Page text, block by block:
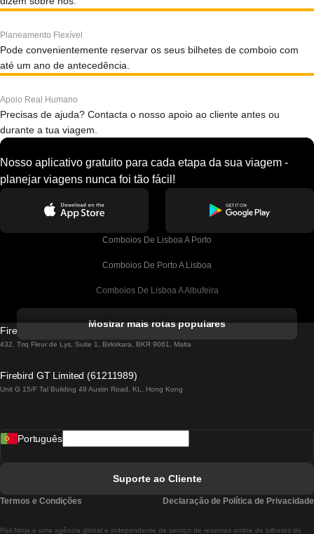
Planeamento Flexível
Pode convenientemente reservar os seus bilhetes de comboio com
até um ano de antecedência.
Apoio Real Humano
Precisas de ajuda? Contacta o nosso apoio ao cliente antes ou
durante a tua viagem.
Nosso aplicativo gratuito para cada etapa da sua viagem -
planejar viagens nunca foi tão fácil!
Comboios De Lisboa A Porto
Comboios De Porto A Lisboa
Comboios De Lisboa A Albufeira
Comboios De Lisboa A Lagos
Comboios De Lisboa A Madrid
Mostrar mais rotas populares
Firebird GT Limited (OC 1451)
432, Triq Fleur de Lys, Suite 1, Birkirkara, BKR 9061, Malta
Firebird GT Limited (61211989)
Unit G 15/F Tal Building 49 Austin Road, KL, Hong Kong
Rail.Ninja é uma agência global e independente de serviço de reservas online de bilhetes de
Português
Suporte ao Cliente
Termos e Condições Declaração de Política de Privacidade